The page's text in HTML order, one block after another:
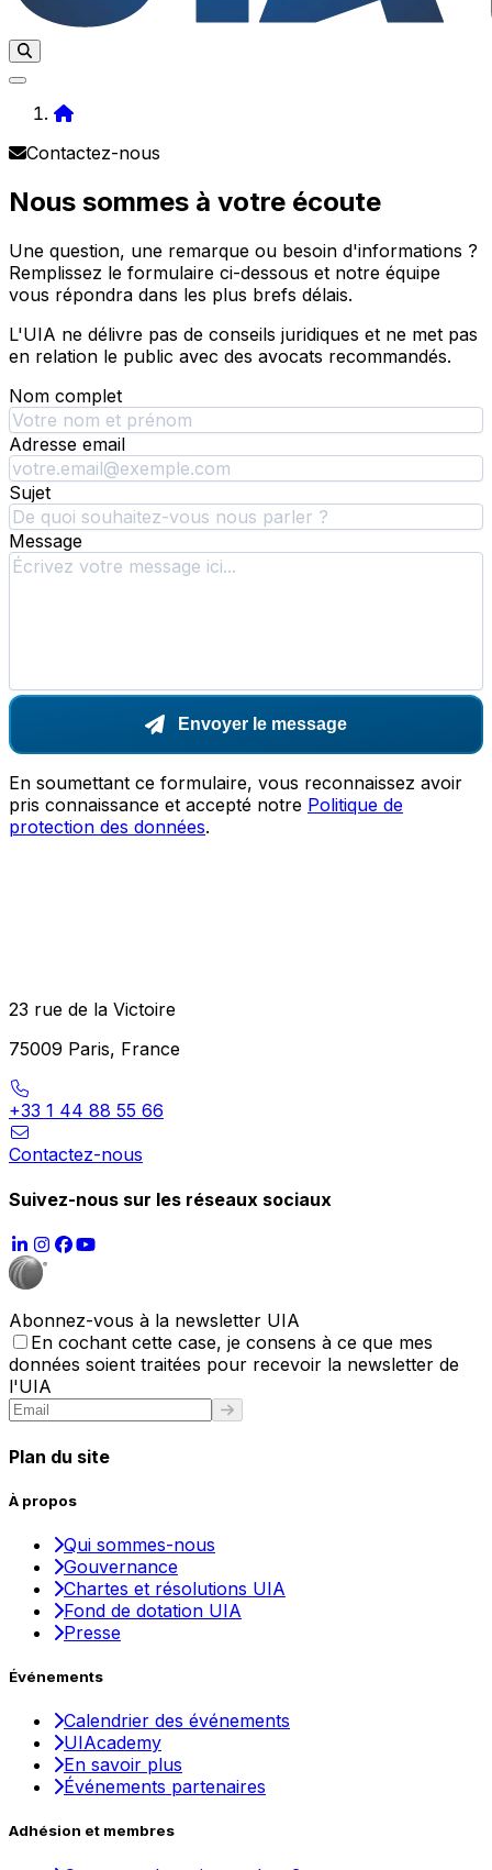
Contactez-nous
Nous sommes à votre écoute
Une question, une remarque ou besoin d'informations ?
Remplissez le formulaire ci-dessous et notre équipe
vous répondra dans les plus brefs délais.
L'UIA ne délivre pas de conseils juridiques et ne met pas
en relation le public avec des avocats recommandés.
Nom complet
Adresse email
Sujet
Message
Envoyer le message
En soumettant ce formulaire, vous reconnaissez avoir
pris connaissance et accepté notre Politique de
protection des données.
23 rue de la Victoire
75009 Paris, France
+33 1 44 88 55 66
Contactez-nous
Suivez-nous sur les réseaux sociaux
Abonnez-vous à la newsletter UIA
En cochant cette case, je consens à ce que mes
données soient traitées pour recevoir la newsletter de
l'UIA
Plan du site
À propos
Qui sommes-nous
Gouvernance
Chartes et résolutions UIA
Fond de dotation UIA
Presse
Événements
Calendrier des événements
UIAcademy
En savoir plus
Événements partenaires
Adhésion et membres